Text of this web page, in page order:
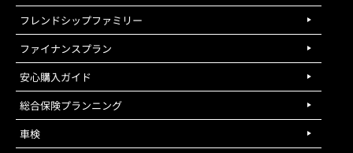
フレンドシップファミリー
ファイナンスプラン
安心購入ガイド
総合保険プランニング
車検